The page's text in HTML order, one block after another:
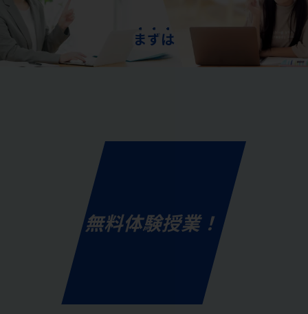
まず は
無料体験授業！